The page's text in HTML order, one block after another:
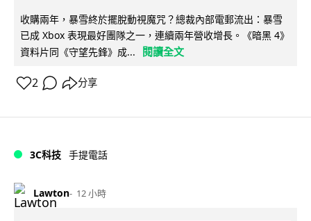
收購兩年，暴雪終於擺脫動視魔咒？總裁內部電郵流出：暴雪
已成 Xbox 表現最好團隊之一，連續兩年營收增長。《暗黑 4》
資料片同《守望先鋒》成...
閱讀全文
2 分享
3C科技 手提電話
Lawton 12 小時